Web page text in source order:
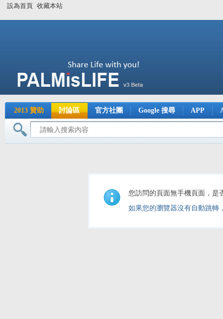
設為首頁 收藏本站
2013 贊助 討論區 官方社團 Google 搜尋 APP
您訪問的頁面無手機頁面，是
如果您的瀏覽器沒有自動跳轉